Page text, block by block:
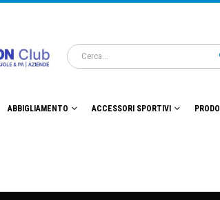
ABBIGLIAMENTO ACCESSORI SPORTIVI